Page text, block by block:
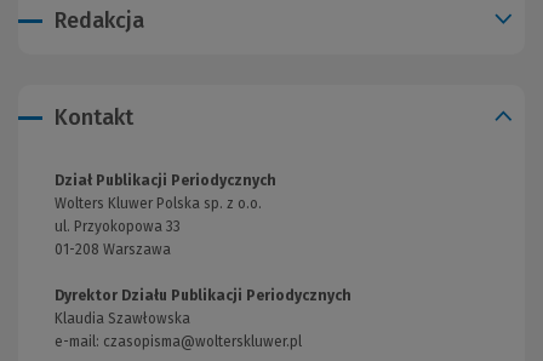
Redakcja
Kontakt
Dział Publikacji Periodycznych
Wolters Kluwer Polska sp. z o.o.
ul. Przyokopowa 33
01-208 Warszawa
Dyrektor Działu Publikacji Periodycznych
Klaudia Szawłowska
e-mail: czasopisma@wolterskluwer.pl